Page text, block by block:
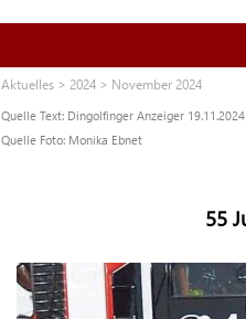
Aktuelles > 2024 > November 2024
Quelle Text: Dingolfinger Anzeiger
Quelle Foto: Monika Ebnet
55